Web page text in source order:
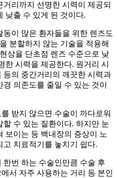
리까지 선명한 시력이 제공되
낮출 수 있게 된 것이다.
이 많은 환자들을 위한 렌즈도
분할하지 않는 기술을 적용해
상을 단초점 렌즈 수준으로 낮
한 시력을 제공한다. 원거리 시
등의 중간거리의 깨끗한 시력과
의존도를 줄일 수 있는 것이
받지 않으면 수술이 까다로워
수 있는 질환이다. 하지만 눈
보이는 등 백내장의 증상이 노
치료적기를 놓치기 쉽다.
번 하는 수술인만큼 수술 후
서 자주 사용하는 거리 등 본인